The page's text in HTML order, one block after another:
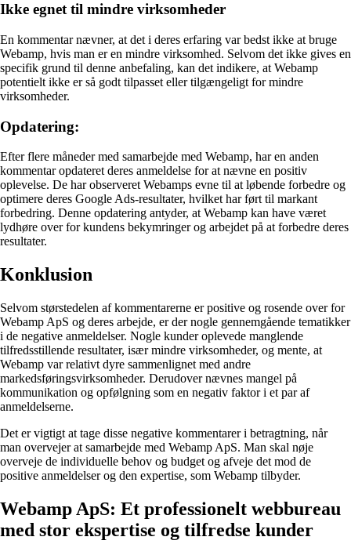
Ikke egnet til mindre virksomheder
En kommentar nævner, at det i deres erfaring var bedst ikke at bruge
Webamp, hvis man er en mindre virksomhed. Selvom det ikke gives en
specifik grund til denne anbefaling, kan det indikere, at Webamp
potentielt ikke er så godt tilpasset eller tilgængeligt for mindre
virksomheder.
Opdatering:
Efter flere måneder med samarbejde med Webamp, har en anden
kommentar opdateret deres anmeldelse for at nævne en positiv
oplevelse. De har observeret Webamps evne til at løbende forbedre og
optimere deres Google Ads-resultater, hvilket har ført til markant
forbedring. Denne opdatering antyder, at Webamp kan have været
lydhøre over for kundens bekymringer og arbejdet på at forbedre deres
resultater.
Konklusion
Selvom størstedelen af kommentarerne er positive og rosende over for
Webamp ApS og deres arbejde, er der nogle gennemgående tematikker
i de negative anmeldelser. Nogle kunder oplevede manglende
tilfredsstillende resultater, især mindre virksomheder, og mente, at
Webamp var relativt dyre sammenlignet med andre
markedsføringsvirksomheder. Derudover nævnes mangel på
kommunikation og opfølgning som en negativ faktor i et par af
anmeldelserne.
Det er vigtigt at tage disse negative kommentarer i betragtning, når
man overvejer at samarbejde med Webamp ApS. Man skal nøje
overveje de individuelle behov og budget og afveje det mod de
positive anmeldelser og den expertise, som Webamp tilbyder.
Webamp ApS: Et professionelt webbureau
med stor ekspertise og tilfredse kunder